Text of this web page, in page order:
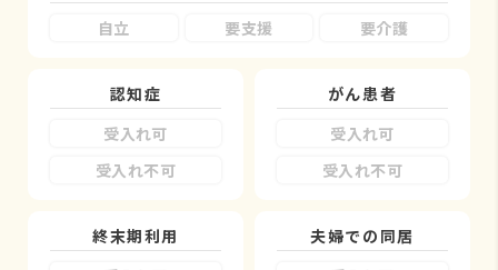
自立
要支援 要介護
認知症
受入れ可
受入れ不可
がん患者
受入れ可
受入れ不可
終末期利用
夫婦での同居